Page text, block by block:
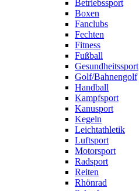
Betriebssport
Boxen
Fanclubs
Fechten
Fitness
Fußball
Gesundheitssport
Golf/Bahnengolf
Handball
Kampfsport
Kanusport
Kegeln
Leichtathletik
Luftsport
Motorsport
Radsport
Reiten
Rhönrad